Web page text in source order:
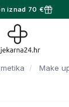
iznad 70 €
Make